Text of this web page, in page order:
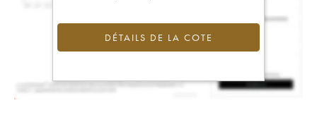
DÉTAILS DE LA COTE